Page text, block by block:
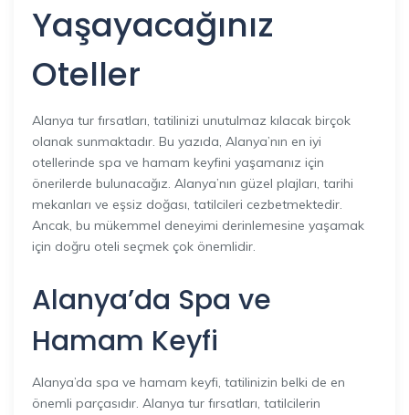
Yaşayacağınız
Oteller
Alanya tur fırsatları, tatilinizi unutulmaz kılacak birçok
olanak sunmaktadır. Bu yazıda, Alanya’nın en iyi
otellerinde spa ve hamam keyfini yaşamanız için
önerilerde bulunacağız. Alanya’nın güzel plajları, tarihi
mekanları ve eşsiz doğası, tatilcileri cezbetmektedir.
Ancak, bu mükemmel deneyimi derinlemesine yaşamak
için doğru oteli seçmek çok önemlidir.
Alanya’da Spa ve
Hamam Keyfi
Alanya’da spa ve hamam keyfi, tatilinizin belki de en
önemli parçasıdır. Alanya tur fırsatları, tatilcilerin